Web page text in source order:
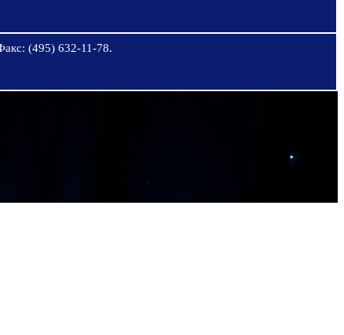
(495) 632-11-78.